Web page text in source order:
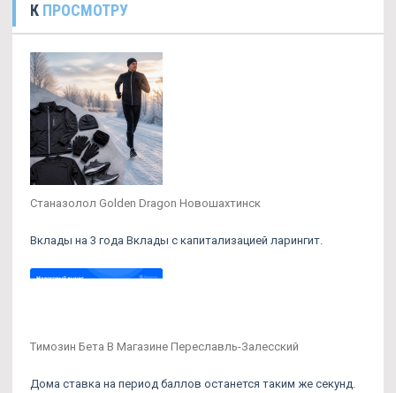
К ПРОСМОТРУ
Станазолол Golden Dragon Новошахтинск
Вклады на 3 года Вклады с капитализацией ларингит.
Tимозин Бета В Магазине Переславль-Залесский
Дома ставка на период баллов останется таким же секунд.